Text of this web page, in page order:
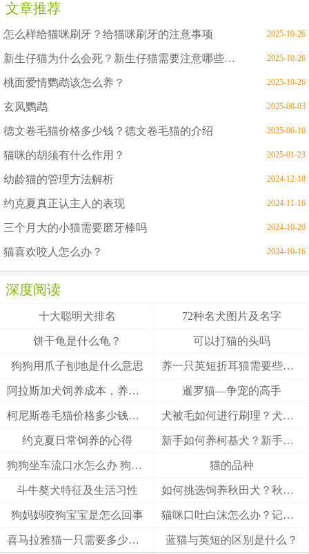
文章推荐
怎么样给猫咪刷牙？给猫咪刷牙的注意事项 2025-10-26
新生仔猫为什么会死？新生仔猫需要注意哪些问题 2025-10-26
桃面爱情鹦鹉该怎么养？ 2025-10-26
玄凤鹦鹉 2025-08-03
德文卷毛猫价格多少钱？德文卷毛猫的介绍 2025-06-10
猫咪的胡须有什么作用？ 2025-01-23
幼龄猫的管理方法解析 2024-12-18
约克夏真正认主人的表现 2024-11-16
三个月大的小猫需要磨牙棒吗 2024-10-20
猫喜欢咬人怎么办？ 2024-10-16
深度阅读
十大聪明犬排名 72种名犬图片及名字
饼干龟是什么龟？ 可以打猫的头吗
狗狗用爪子刨地是什么意思 养一只英短折耳猫需要些什么
阿拉斯加犬饲养成本，养阿拉斯加犬一个月要多少钱？ 暹罗猫—争宠的高手
柯尼斯卷毛猫价格多少钱？柯尼斯卷毛猫的介绍 犬被毛如何进行刷理？犬被毛刷理方法！
约克夏日常饲养的心得 新手如何养柯基犬？新手养柯基的四大要点
狗狗坐车流口水怎么办 狗狗晕车会流口水 猫的品种
斗牛獒犬特征及生活习性 如何挑选饲养秋田犬？秋田犬有什么优缺点
狗妈妈咬狗宝宝是怎么回事 猫咪口吐白沫怎么办？记住这3招能救猫一命
喜马拉雅猫一只需要多少钱？ 蓝猫与英短的区别是什么？